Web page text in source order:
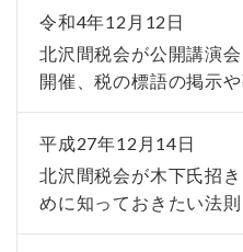
令和4年12月12日
北沢間税会が公開講演
開催、税の標語の掲示
平成27年12月14日
北沢間税会が木下氏招
めに知っておきたい法